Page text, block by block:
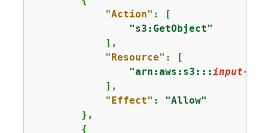
"Action" : [
"s3:GetObject"
            ],
"Resource" : [
"arn:aws:s3:::input-
            ],
"Effect" : "Allow"
        },
{